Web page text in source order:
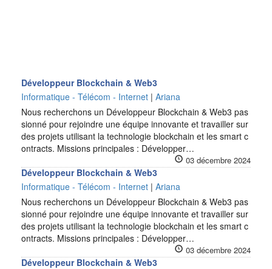
Développeur Blockchain & Web3
Informatique - Télécom - Internet | Ariana
Nous recherchons un Développeur Blockchain & Web3 pas
sionné pour rejoindre une équipe innovante et travailler sur
des projets utilisant la technologie blockchain et les smart c
ontracts. Missions principales : Développer…
03 décembre 2024
Développeur Blockchain & Web3
Informatique - Télécom - Internet | Ariana
Nous recherchons un Développeur Blockchain & Web3 pas
sionné pour rejoindre une équipe innovante et travailler sur
des projets utilisant la technologie blockchain et les smart c
ontracts. Missions principales : Développer…
03 décembre 2024
Développeur Blockchain & Web3